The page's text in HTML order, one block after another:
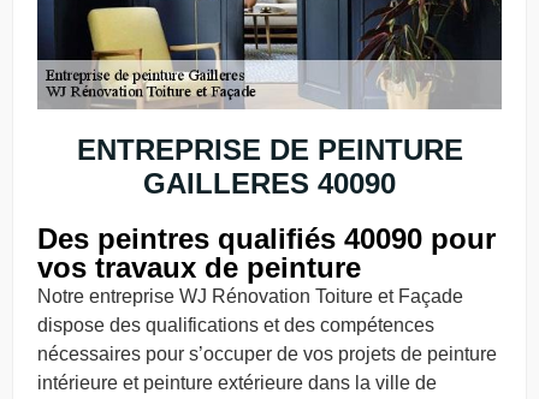
ENTREPRISE DE PEINTURE
GAILLERES 40090
Des peintres qualifiés 40090 pour
vos travaux de peinture
Notre entreprise WJ Rénovation Toiture et Façade
dispose des qualifications et des compétences
nécessaires pour s’occuper de vos projets de peinture
intérieure et peinture extérieure dans la ville de